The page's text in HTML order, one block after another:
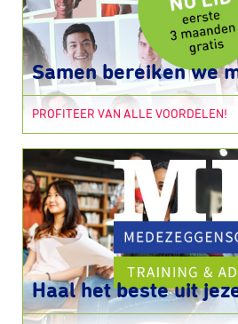
Samen bereiken we
PROFITEER VAN ALLE VOORDELEN!
Haal het beste uit